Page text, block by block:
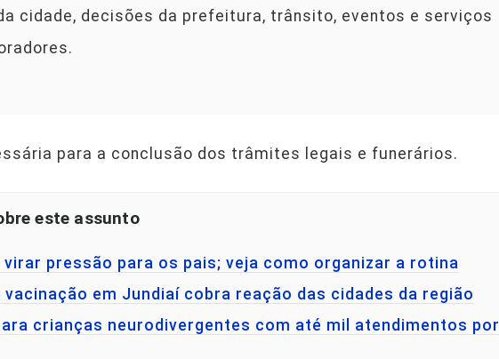
cidade, decisões da prefeitura, trânsito, eventos e serviços
para a conclusão dos trâmites legais e funerários.
este assunto
pressão para os pais; veja como organizar a rotina
vacinação em Jundiaí cobra reação das cidades da região
crianças neurodivergentes com até mil atendimentos por